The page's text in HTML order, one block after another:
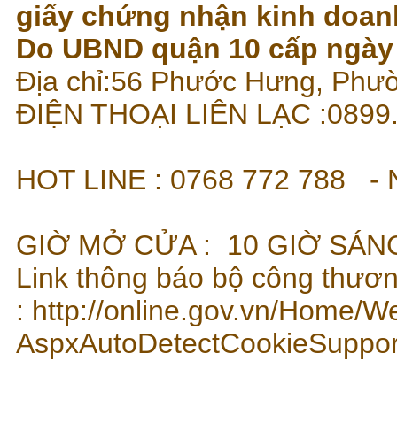
giấy chứng nhận kinh
Do UBND quận 10 cấp
Địa chỉ:56 Phước Hưng,
ĐIỆN THOẠI LIÊN LẠC
HOT LINE :
GIỜ MỞ CỬA : 10 GIỜ
Link thông báo bộ công
: http://online.gov.vn/Home/